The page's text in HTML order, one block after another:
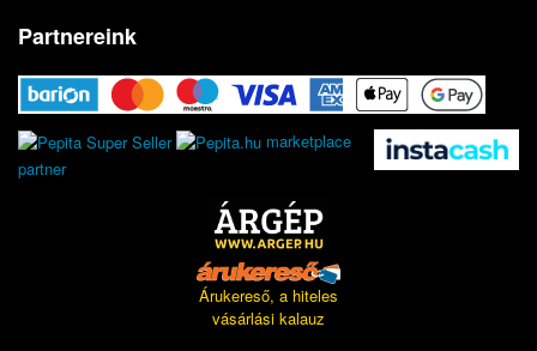
Partnereink
marketplace
partner
Árukereső, a hiteles
vásárlási kalauz